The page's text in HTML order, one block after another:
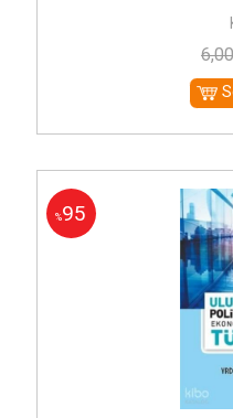
6,00
%95